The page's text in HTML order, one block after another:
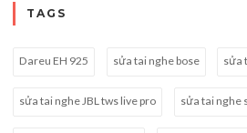
TAGS
Dareu EH 925 sửa tai nghe bose sửa
sửa tai nghe JBL tws live pro sửa tai nghe